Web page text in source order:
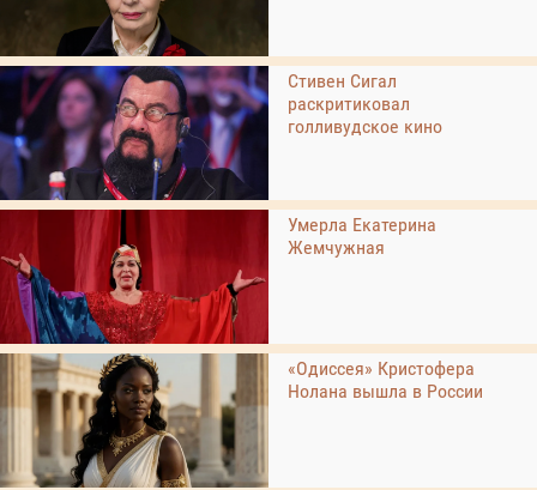
Стивен Сигал
раскритиковал
голливудское кино
Умерла Екатерина
Жемчужная
«Одиссея» Кристофера
Нолана вышла в России